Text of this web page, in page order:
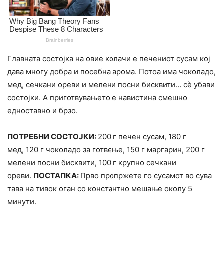
Главната состојка на овие колачи е печениот сусам кој
дава многу добра и посебна арома. Потоа има чоколадо,
мед, сечкани ореви и мелени посни бисквити… сè убави
состојки. А приготвувањето е навистина смешно
едноставно и брзо.
ПОТРЕБНИ СОСТОЈКИ: 200 г печен сусам, 180 г
мед, 120 г чоколадо за готвење, 150 г маргарин, 200 г
мелени посни бисквити, 100 г крупно сечкани
ореви. ПОСТАПКА: Прво пропржете го сусамот во сува
тава на тивок оган со константно мешање околу 5
минути.